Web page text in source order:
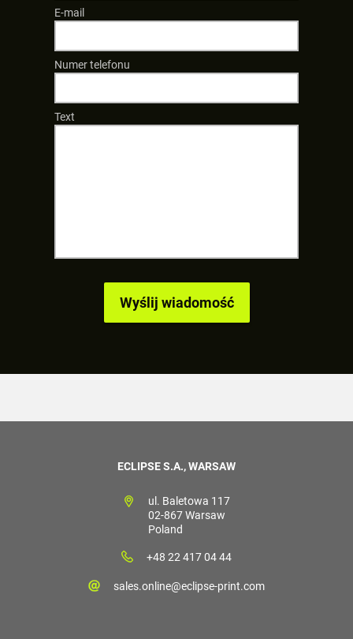
E-mail
Numer telefonu
Text
ECLIPSE S.A., WARSAW
ul. Baletowa 117
02-867 Warsaw
Poland
+48 22 417 04 44
sales.online@eclipse-print.com